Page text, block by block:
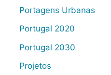
Portagens Urbanas
Portugal 2020
Portugal 2030
Projetos